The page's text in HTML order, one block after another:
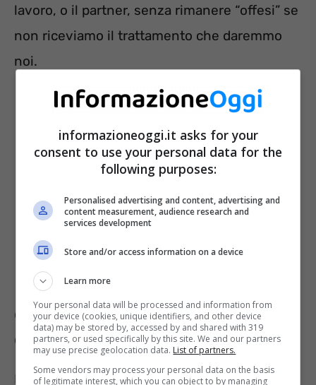
lavoro, o il partner, senza rimanere “offesi” se
non riceviamo il trattamento che daremmo
noi.
Ecco i 6 Segni Zodiacali da cui
difficilmente vedrai scaturire
delle lacrime
Nei nostriviaggi alla scoperta delle
informazioneoggi.it asks for your
consent to use your personal data for the
following purposes:
Personalised advertising and content, advertising and
content measurement, audience research and
services development
Store and/or access information on a device
Learn more
Your personal data will be processed and information from
your device (cookies, unique identifiers, and other device
data) may be stored by, accessed by and shared with 319
partners, or used specifically by this site. We and our partners
may use precise geolocation data. List of partners.
Some vendors may process your personal data on the basis
of legitimate interest, which you can object to by managing